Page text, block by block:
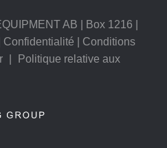
AB | Box 1216 |
Confidentialité
Conditions
Politique relative aux